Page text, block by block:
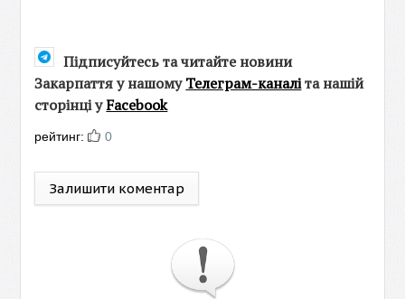
Підписуйтесь та читайте новини
Закарпаття у нашомуТелеграм-каналіта нашій
сторінці уFacebook
рейтинг: 0
Залишити коментар